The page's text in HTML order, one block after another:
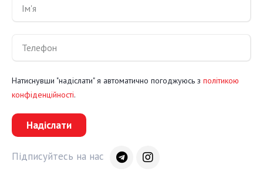
Натиснувши "надіслати" я автоматично погоджуюсь з політикою
конфіденційності.
Надіслати
Підписуйтесь на нас